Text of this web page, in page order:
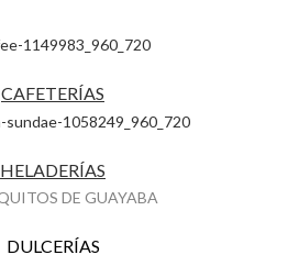
CAFETERÍAS
HELADERÍAS
DULCERÍAS